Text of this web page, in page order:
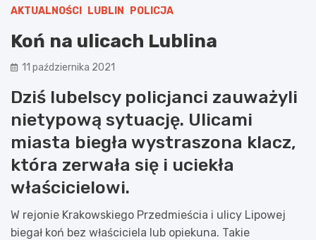
AKTUALNOŚCI LUBLIN POLICJA
Koń na ulicach Lublina
11 października 2021
Dziś lubelscy policjanci zauważyli
nietypową sytuację. Ulicami
miasta biegła wystraszona klacz,
która zerwała się i uciekła
właścicielowi.
W rejonie Krakowskiego Przedmieścia i ulicy Lipowej
biegał koń bez właściciela lub opiekuna. Takie